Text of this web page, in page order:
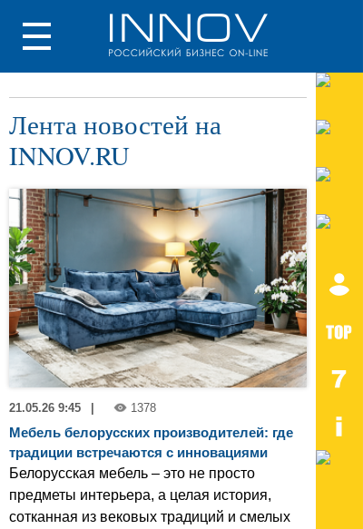
Лента новостей на
INNOV.RU
21.05.26 9:45 1378
Мебель белорусских производителей: где
традиции встречаются с инновациями
Белорусская мебель – это не просто
предметы интерьера, а целая история,
сотканная из вековых традиций и смелых